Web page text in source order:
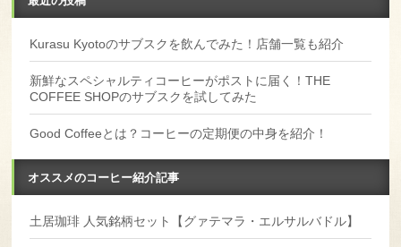
Kurasu Kyotoのサブスクを飲んでみた！店舗一覧も紹介
新鮮なスペシャルティコーヒーがポストに届く！THE
COFFEE SHOPのサブスクを試してみた
Good Coffeeとは？コーヒーの定期便の中身を紹介！
オススメのコーヒー紹介記事
土居珈琲 人気銘柄セット【グァテマラ・エルサルバドル】